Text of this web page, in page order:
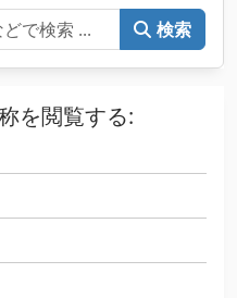
検索
を閲覧する: